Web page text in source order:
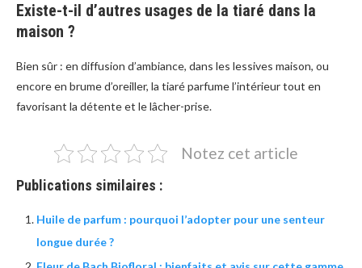
Existe-t-il d’autres usages de la tiaré dans la
maison ?
Bien sûr : en diffusion d’ambiance, dans les lessives maison, ou
encore en brume d’oreiller, la tiaré parfume l’intérieur tout en
favorisant la détente et le lâcher-prise.
Notez cet article
Publications similaires :
Huile de parfum : pourquoi l’adopter pour une senteur
longue durée ?